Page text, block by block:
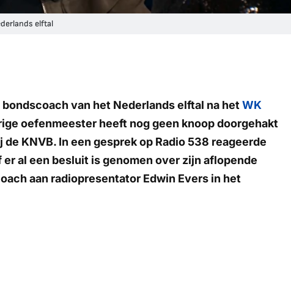
elftal
bondscoach van het Nederlands elftal na hetWK
oefenmeester heeft nog geen knoop doorgehakt
KNVB. In een gesprek op Radio 538 reageerde
al een besluit is genomen over zijn aflopende
aan radiopresentator Edwin Evers in het